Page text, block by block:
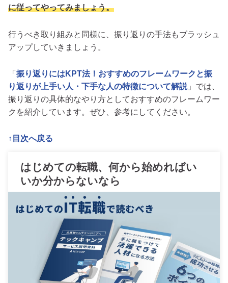
に従ってやってみましょう。
行うべき取り組みと同様に、振り返りの手法もブラッシュ
アップしていきましょう。
「 振り返りにはKPT法！おすすめのフレームワークと振
り返りが上手い人・下手な人の特徴について解説」では、
振り返りの具体的なやり方としておすすめのフレームワー
クを紹介しています。ぜひ、参考にしてください。
↑目次へ戻る
はじめての転職、何から始めればい
いか分からないなら